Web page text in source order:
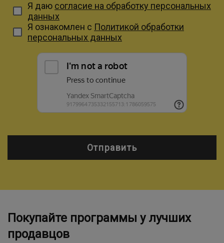
Я даю согласие на обработку персональных
данных
Я ознакомлен с Политикой обработки
персональных данных
Отправить
Покупайте программы у лучших
продавцов